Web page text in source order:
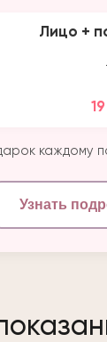
Лицо +
каждому
Узнать